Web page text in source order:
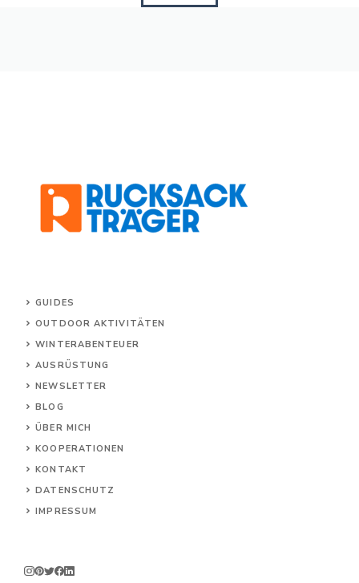
GUIDES
OUTDOOR AKTIVITÄTEN
WINTERABENTEUER
AUSRÜSTUNG
NEWSLETTER
BLOG
ÜBER MICH
KOOPERATIONEN
KONTAKT
DATENSCHUTZ
IMPRESSUM